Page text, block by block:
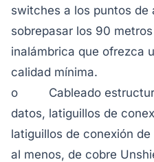
switches a los puntos de
sobrepasar los 90
inalámbrica que ofrezca
calidad mínima.
o Cableado
datos, latiguillos de
latiguillos de conexión
al menos, de cobre